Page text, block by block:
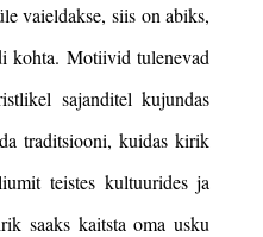
vaieldakse, siis on abiks,
kohta. Motiivid tulenevad
sajanditel kujundas
traditsiooni, kuidas kirik
teistes kultuurides ja
saaks kaitsta oma usku